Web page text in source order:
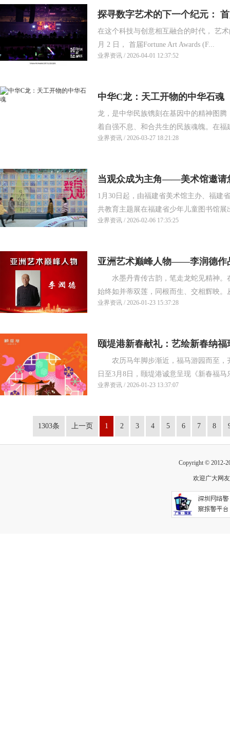
探寻数字艺术的下一个纪元：
盛典于新加坡圆满落幕
在这个科技与创意相互融合的时代， 艺
月 2 日， 首届Fortune Art Awards (F...
业界资讯 / 2026-04-01 12:37:52
中华C龙：天工开物的中华石魂
龙，是中华民族镌刻在基因中的精神图
着自强不息、和合共生的民族魂魄。在福
业界资讯 / 2026-03-27 18:21:28
当观众成为主角——美术馆邀请
1月30日起，由福建省美术馆主办、福建
共教育主题展在福建省少年儿童图书馆展
业界资讯 / 2026-02-06 17:35:25
亚洲艺术巅峰人物——李润德作
水墨丹青传古韵，笔走龙蛇见精神。
始终如并蒂双莲，同根而生、交相辉映。
业界资讯 / 2026-01-23 15:37:28
颐堤港新春献礼：艺绘新春纳
农历马年脚步渐近，福马游园而至，
日至3月8日，颐堤港诚意呈现《新春福
业界资讯 / 2026-01-23 13:37:07
1303条 上一页 1 2 3 4 5 6 7 8
Copyright © 2012-
欢迎广大网